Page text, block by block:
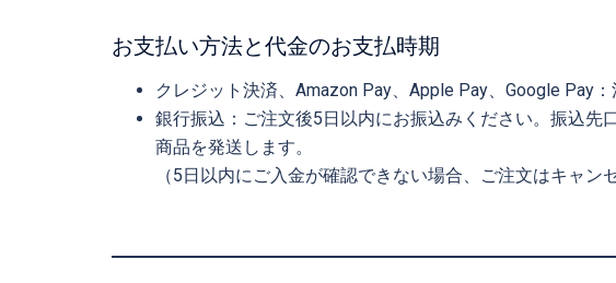
お支払い方法と代金のお支払時期
クレジット決済、Amazon Pay、Apple Pay、Google Pay
銀行振込：ご注文後5日以内にお振込みください。振込
商品を発送します。
（5日以内にご入金が確認できない場合、ご注文はキャン